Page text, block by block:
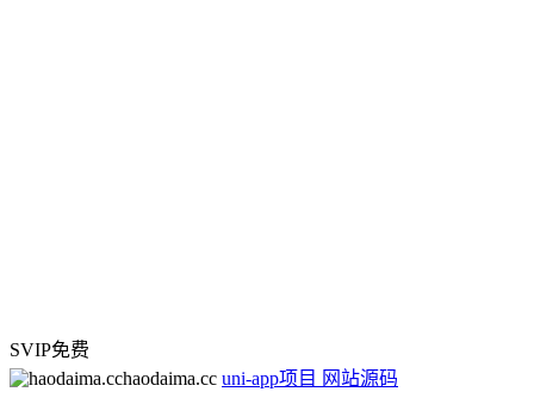
SVIP免费
haodaima.cc uni-app项目 网站源码